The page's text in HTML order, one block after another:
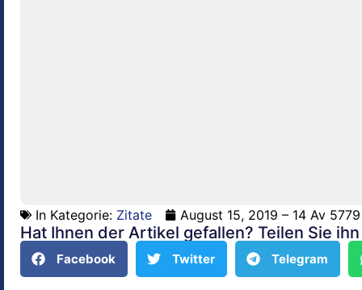
In Kategorie: Zitate August 15, 2019 – 14 Av 5779
Hat Ihnen der Artikel gefallen? Teilen Sie
Facebook Twitter Telegram